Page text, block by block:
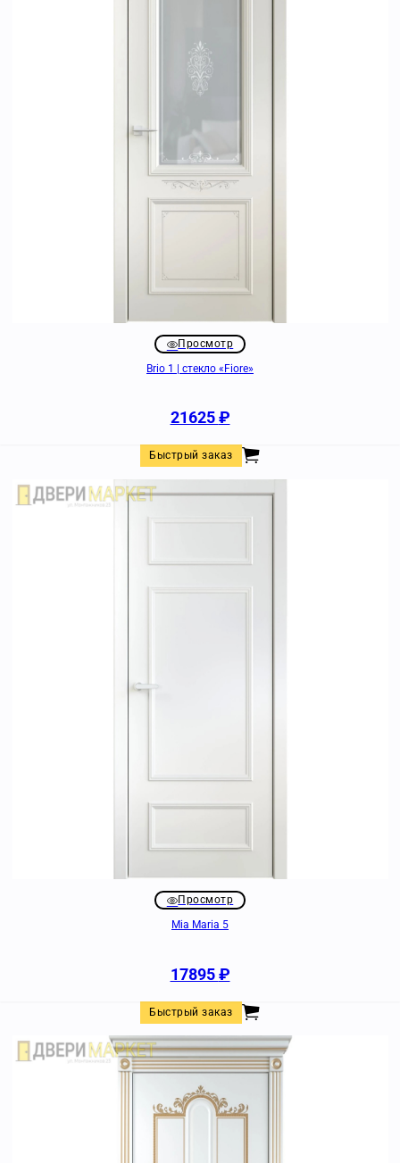
Просмотр
Brio 1 | стекло «Fiore»
21625₽
Быстрый заказ
Просмотр
Mia Maria 5
17895₽
Быстрый заказ